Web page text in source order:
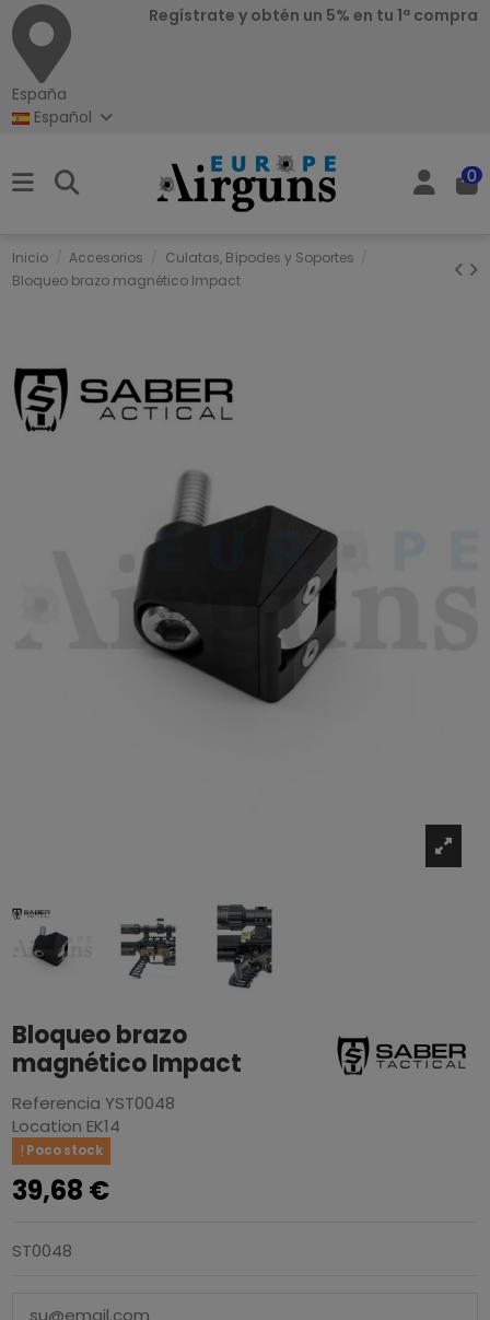
España
Regístrate y obtén un 5% en tu 1ª compra
Español
0
Inicio Accesorios
Culatas, Bípodes y Soportes
Bloqueo brazo magnético Impact
Bloqueo brazo
magnético Impact
Referencia YST0048
Location EK14
Poco stock
39,68 €
ST0048